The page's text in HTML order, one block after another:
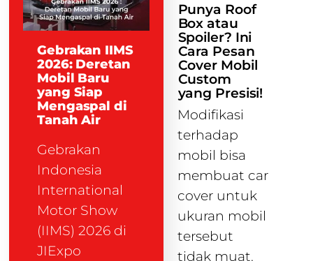
Gebrakan IIMS
2026: Deretan
Mobil Baru
yang Siap
Mengaspal di
Tanah Air
Gebrakan
Indonesia
International
Motor Show
(IIMS) 2026 di
JIExpo
Punya Roof
Box atau
Spoiler? Ini
Cara Pesan
Cover Mobil
Custom
yang Presisi!
Modifikasi
terhadap
mobil bisa
membuat car
cover untuk
ukuran mobil
tersebut
tidak muat.